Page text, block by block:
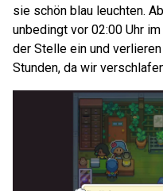
sie schön blau leuchten.
unbedingt vor 02:00 Uhr
der Stelle ein und
Stunden, da wir